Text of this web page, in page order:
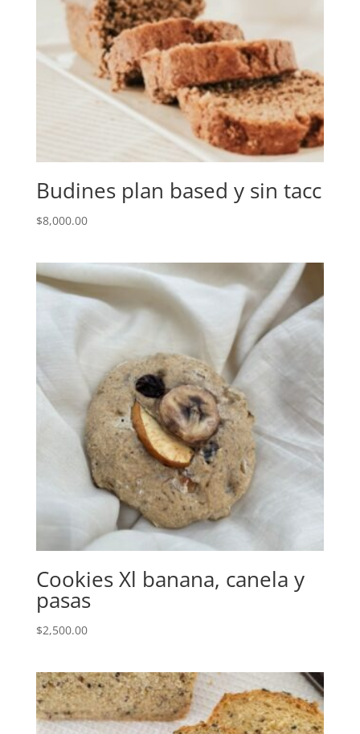
Budines plan based y sin tacc
$8,000.00
Cookies Xl banana, canela y
pasas
$2,500.00